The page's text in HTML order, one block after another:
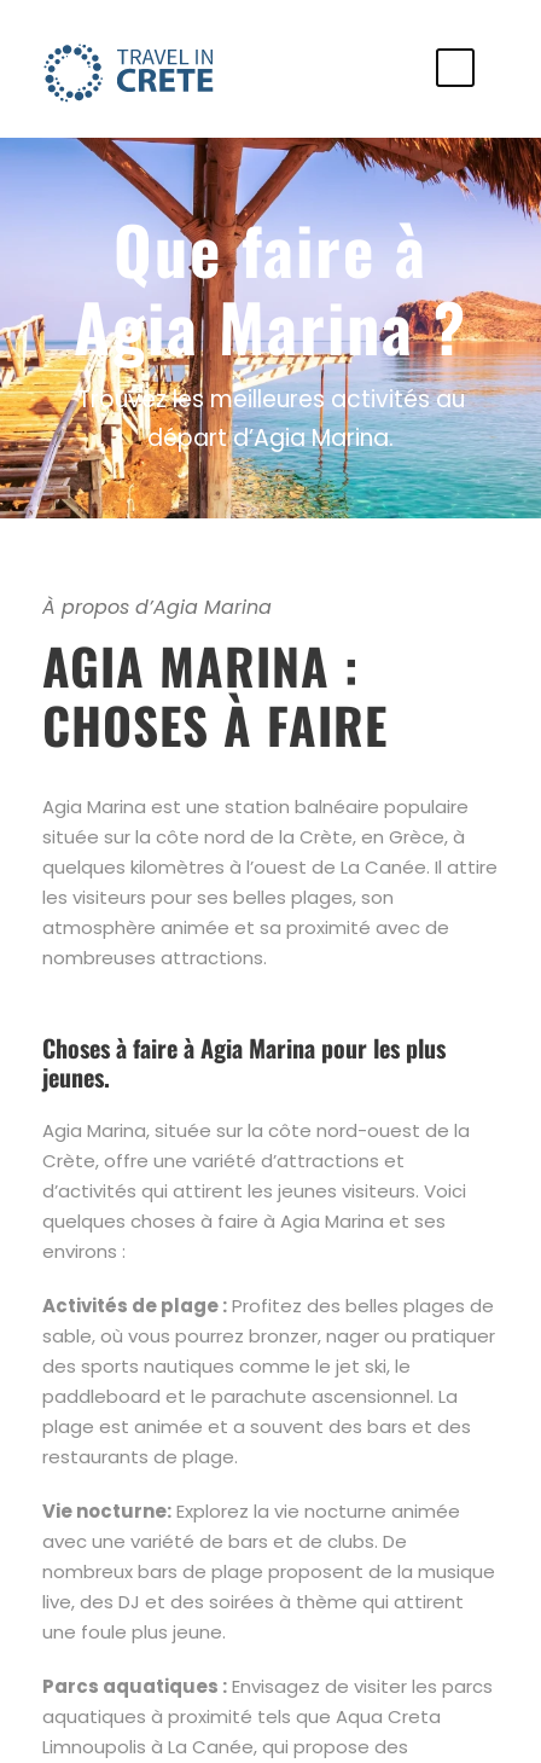
Que faire à
Agia Marina ?
Trouvez les meilleures activités au
départ d’Agia Marina.
À propos d’Agia Marina
AGIA MARINA :
CHOSES À FAIRE
Agia Marina est une station balnéaire populaire
située sur la côte nord de la Crète, en Grèce, à
quelques kilomètres à l’ouest de La Canée. Il attire
les visiteurs pour ses belles plages, son
atmosphère animée et sa proximité avec de
nombreuses attractions.
Choses à faire à Agia Marina pour les plus
jeunes.
Agia Marina, située sur la côte nord-ouest de la
Crète, offre une variété d’attractions et
d’activités qui attirent les jeunes visiteurs. Voici
quelques choses à faire à Agia Marina et ses
environs :
Activités de plage :Profitez des belles plages de
sable, où vous pourrez bronzer, nager ou pratiquer
des sports nautiques comme le jet ski, le
paddleboard et le parachute ascensionnel. La
plage est animée et a souvent des bars et des
restaurants de plage.
Vie nocturne:Explorez la vie nocturne animée
avec une variété de bars et de clubs. De
nombreux bars de plage proposent de la musique
live, des DJ et des soirées à thème qui attirent
une foule plus jeune.
Parcs aquatiques :Envisagez de visiter les parcs
aquatiques à proximité tels que Aqua Creta
Limnoupolis à La Canée, qui propose des